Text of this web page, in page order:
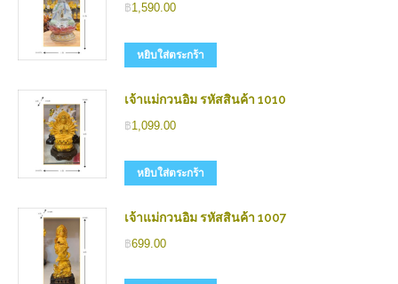
฿1,590.00
หยิบใส่ตระกร้า
เจ้าแม่กวนอิม รหัสสินค้า 1010
฿1,099.00
หยิบใส่ตระกร้า
เจ้าแม่กวนอิม รหัสสินค้า 1007
฿699.00